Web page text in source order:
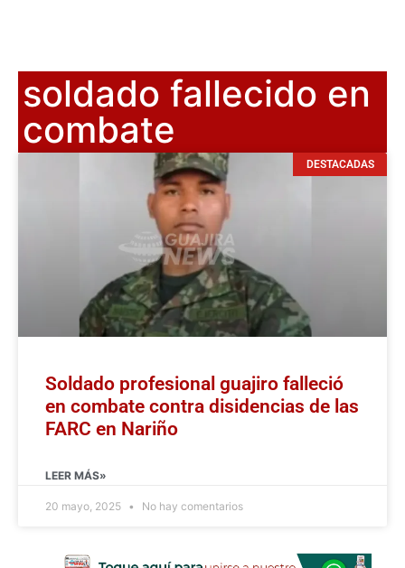
soldado fallecido en
combate
DESTACADAS
Soldado profesional guajiro falleció
en combate contra disidencias de las
FARC en Nariño
LEER MÁS»
20 mayo, 2025 No hay comentarios